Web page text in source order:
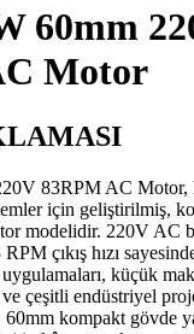
60mm
Motor
83RPM AC Motor,
için geliştirilmiş,
modelidir. 220V AC
çıkış hızı
küçük
çeşitli endüstriyel
kompakt gövde